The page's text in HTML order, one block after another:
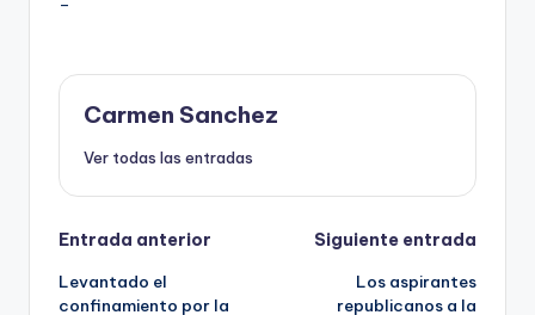
Carmen Sanchez
Ver todas las entradas
Navegación
de
Entrada anterior
Levantado el
confinamiento por la
Siguiente entrada
Los aspirantes
republicanos a la